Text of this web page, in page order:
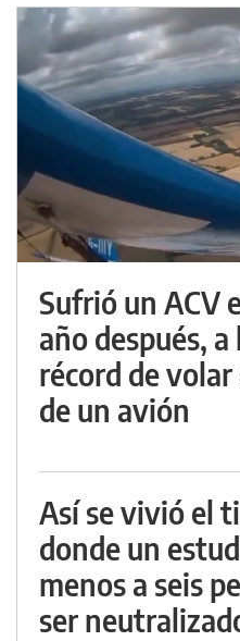
Sufrió un ACV
año después,
récord de volar
de un avión
Así se vivió el
donde un
menos a seis
ser